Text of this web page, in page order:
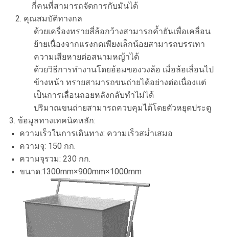
กี่คนที่สามารถจัดการกับมันได้
2. คุณสมบัติทางกล
ด้วยเครื่องทรายสี่ล้อกว้างสามารถค้ำยันเพื่อเคลื่อน
ย้ายเนื่องจากแรงกดเพียงเล็กน้อยสามารถบรรเทา
ความเสียหายต่อสนามหญ้าได้
ด้วยวิธีการทำงานโดยอ้อมของวงล้อ เมื่อล้อเลื่อนไป
ข้างหน้า ทรายสามารถขนถ่ายได้อย่างต่อเนื่องแต่
เป็นการเลื่อนถอยหลังกลับทำไม่ได้
ปริมาณขนถ่ายสามารถควบคุมได้โดยตัวหยุดประตู
3. ข้อมูลทางเทคนิคหลัก:
ความเร็วในการเดินทาง: ความเร็วสม่ำเสมอ
ความจุ: 150 กก.
ความจุรวม: 230 กก.
ขนาด:1300mm×900mm×1000mm